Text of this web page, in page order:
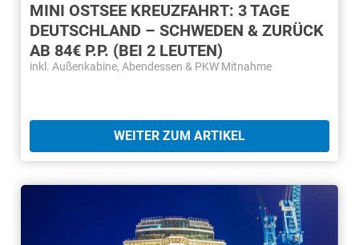
MINI OSTSEE KREUZFAHRT: 3 TAGE
DEUTSCHLAND – SCHWEDEN & ZURÜCK
AB 84€ P.P. (BEI 2 LEUTEN)
inkl. Außenkabine, Abendessen & PKW Mitnahme
WEITER ZUM ARTIKEL